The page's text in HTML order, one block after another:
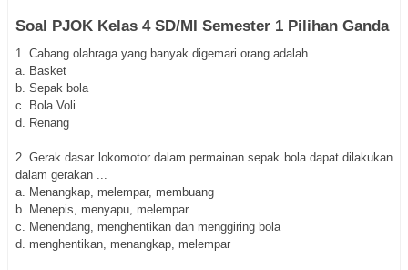
Soal PJOK Kelas 4 SD/MI Semester 1 Pilihan Ganda
1. Cabang olahraga yang banyak digemari orang adalah . . . .
a. Basket
b. Sepak bola
c. Bola Voli
d. Renang
2. Gerak dasar lokomotor dalam permainan sepak bola dapat dilakukan
dalam gerakan ...
a. Menangkap, melempar, membuang
b. Menepis, menyapu, melempar
c. Menendang, menghentikan dan menggiring bola
d. menghentikan, menangkap, melempar